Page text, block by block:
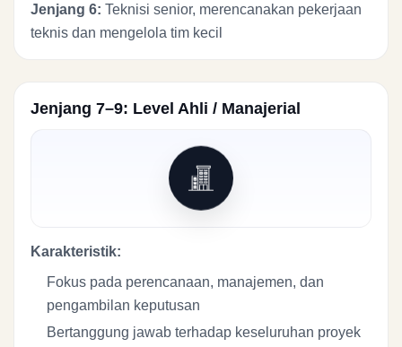
Jenjang 6: Teknisi senior, merencanakan pekerjaan
teknis dan mengelola tim kecil
Jenjang 7–9: Level Ahli / Manajerial
Karakteristik:
Fokus pada perencanaan, manajemen, dan
pengambilan keputusan
Bertanggung jawab terhadap keseluruhan proyek